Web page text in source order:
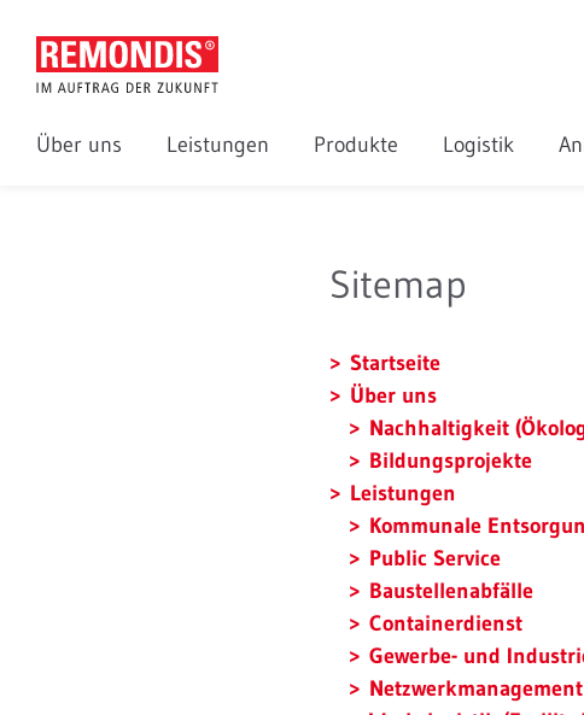
Über uns Leistungen Produkte Logistik
Sitemap
Startseite
Über uns
Nachhaltigkeit
Bildungsprojekte
Leistungen
Kommunale
Public Service
Baustellenabfälle
Containerdienst
Gewerbe- und
Netzwerkmanagement